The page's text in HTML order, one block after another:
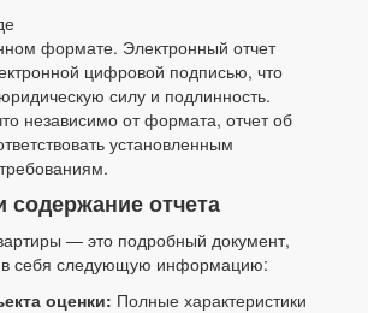
формате. Электронный отчет
цифровой подписью, что
силу и подлинность.
независимо от формата, отчет об
установленным
содержание отчета
— это подробный документ,
в себя следующую информацию:
оценки: Полные характеристики